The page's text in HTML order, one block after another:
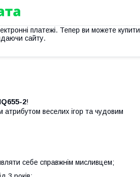
платежі. Тепер ви можете купити
сайту.
2!
атрибутом веселих ігор та чудовим
себе справжнім мисливцем;